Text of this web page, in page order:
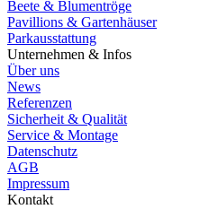
Beete & Blumentröge
Pavillions & Gartenhäuser
Parkausstattung
Unternehmen & Infos
Über uns
News
Referenzen
Sicherheit & Qualität
Service & Montage
Datenschutz
AGB
Impressum
Kontakt